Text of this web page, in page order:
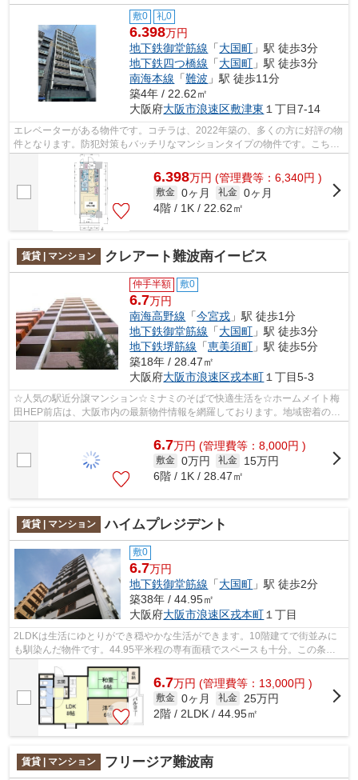
敷0 礼0
6.398万円
地下鉄御堂筋線 「大国町 」駅 徒歩3分
地下鉄四つ橋線 「大国町 」駅 徒歩3分
南海本線 「難波 」駅 徒歩11分
築4年 / 22.62㎡
大阪府大阪市浪速区敷津東 １丁目7-14
エレベーターがある物件です。コチラは、2022年築の、多くの方に好評の物
件となります。防犯対策もバッチリなマンションタイプの物件です。こちら
は12階建ての物件です。大阪市浪速区...
6.398万円 (管理費等：6,340円 )
敷金 0ヶ月 礼金 0ヶ月
4階 / 1K / 22.62㎡
賃貸 | マンション クレアート難波南イービス
仲手半額 敷0
6.7万円
南海高野線 「今宮戎 」駅 徒歩1分
地下鉄御堂筋線 「大国町 」駅 徒歩3分
地下鉄堺筋線 「恵美須町 」駅 徒歩5分
築18年 / 28.47㎡
大阪府大阪市浪速区戎本町 １丁目5-3
☆人気の駅近分譲マンション☆ミナミのそばで快適生活を☆ホームメイト梅
田HEP前店は、大阪市内の最新物件情報を網羅しております。地域密着のホ
6.7万円 (管理費等：8,000円 )
敷金 0万円 礼金
15万円
6階 / 1K / 28.47㎡
賃貸 | マンション ハイムプレジデント
敷0
6.7万円
地下鉄御堂筋線 「大国町 」駅 徒歩2分
築38年 / 44.95㎡
大阪府大阪市浪速区戎本町 １丁目
2LDKは生活にゆとりができ穏やかな生活ができます。10階建てで街並みに
も馴染んだ物件です。44.95平米程の専有面積でスペースも十分。この条件
6.7万円 (管理費等：13,000円 )
敷金 0ヶ月 礼金
25万円
2階 / 2LDK / 44.95㎡
賃貸 | マンション フリージア難波南